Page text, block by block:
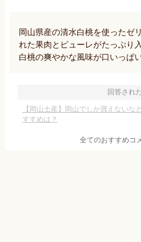
岡山県産の清水白桃を使ったゼ
れた果肉とピューレがたっぷり
白桃の爽やかな風味が口いっぱ
回答され
【岡山土産】岡山でしか買えないな
すすめは？
全てのおすすめコ